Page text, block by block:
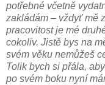
potřebné včetně
zakládám – vždyť mě
pracovitost je mé
cokoliv. Jistě bys na
svém věku nemůžeš
Tolik bych si přála,
po svém boku nyní